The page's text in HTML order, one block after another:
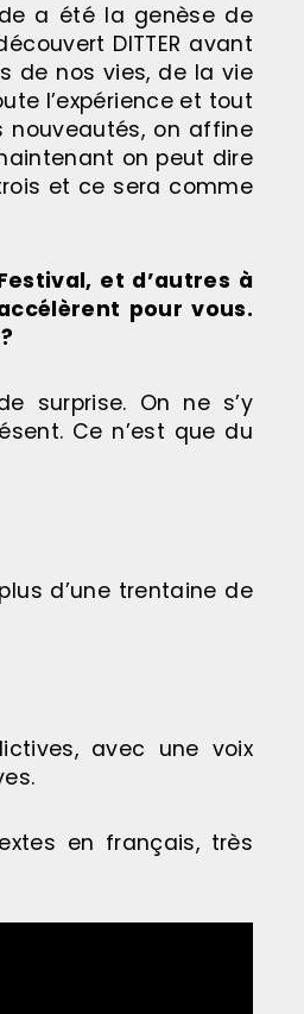
a été la genèse de
DITTER avant
de nos vies, de la vie
l’expérience et tout
nouveautés, on affine
on peut dire
et ce sera comme
et d’autres à
pour vous.
surprise. On ne s’y
Ce n’est que du
d’une trentaine de
avec une voix
en français, très